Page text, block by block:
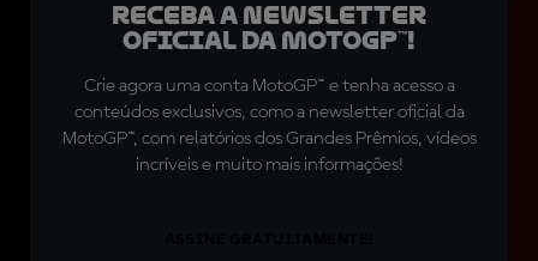
Receba a newsletter
oficial da MotoGP™!
Crie agora uma conta MotoGP™ e tenha acesso a
conteúdos exclusivos, como a newsletter oficial da
MotoGP™, com relatórios dos Grandes Prêmios, vídeos
incríveis e muito mais informações!